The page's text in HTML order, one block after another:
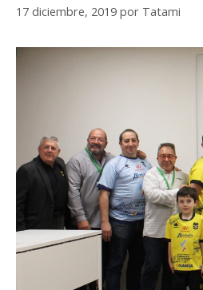
17 diciembre, 2019 por Tatami